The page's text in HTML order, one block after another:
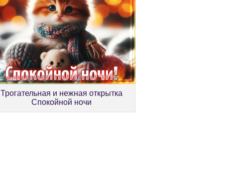
Трогательная и нежная открытка
Спокойной ночи